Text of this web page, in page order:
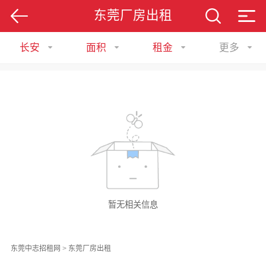
东莞厂房出租
长安 面积 租金 更多
暂无相关信息
东莞中志招租网 > 东莞厂房出租